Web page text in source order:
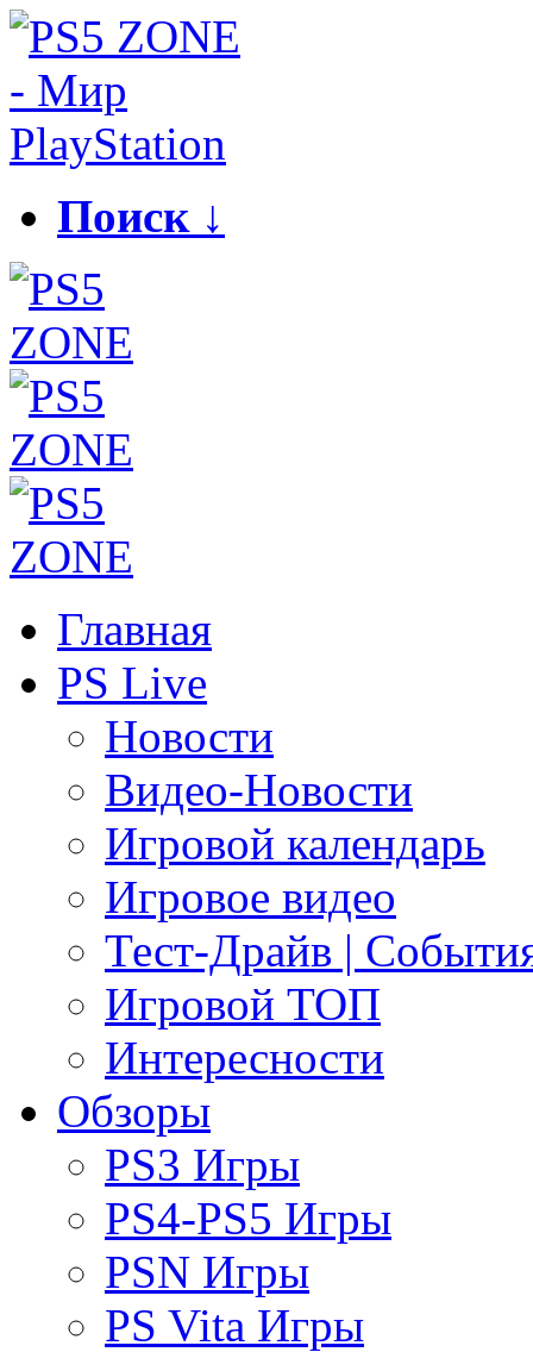
Поиск ↓
Главная
PS Live
Новости
Видео-Новости
Игровой календарь
Игровое видео
Тест-Драйв |
Игровой ТОП
Интересности
Обзоры
PS3 Игры
PS4-PS5 Игры
PSN Игры
PS Vita Игры